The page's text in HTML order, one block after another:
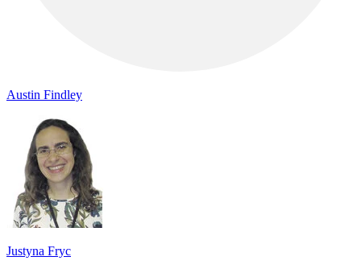
Austin Findley
Justyna Fryc